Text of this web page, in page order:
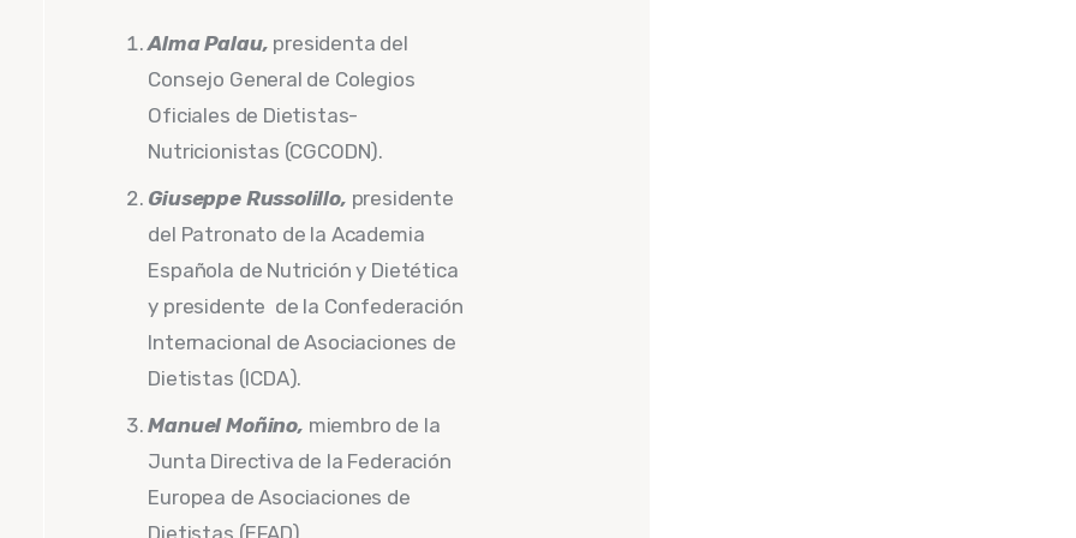
Alma Palau, presidenta del
Consejo General de Colegios
Oficiales de Dietistas-
Nutricionistas (CGCODN).
Giuseppe Russolillo, presidente
del Patronato de la Academia
Española de Nutrición y Dietética
y presidente de la Confederación
Internacional de Asociaciones de
Dietistas (ICDA).
Manuel Moñino, miembro de la
Junta Directiva de la Federación
Europea de Asociaciones de